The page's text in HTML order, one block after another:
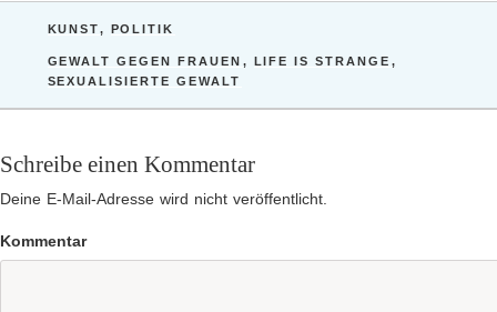
KATEGORIEN
KUNST, POLITIK
SCHLAGWÖRTER
GEWALT GEGEN FRAUEN , LIFE IS STRANGE ,
SEXUALISIERTE GEWALT
Schreibe einen Kommentar
Deine E-Mail-Adresse wird nicht veröffentlicht.
Kommentar